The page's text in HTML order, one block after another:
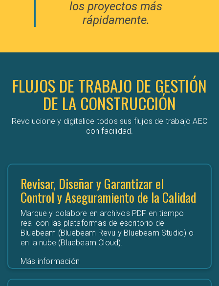
los proyectos más
rápidamente.
FLUJOS DE TRABAJO DE GESTIÓN
DE LA CONSTRUCCIÓN
Revolucione y digitalice todos sus flujos de trabajo AEC
con facilidad.
Revisar, Diseñar y Garantizar el
Control y Aseguramiento de la Calidad
Marque y colabore en archivos PDF en tiempo
real con las plataformas de escritorio de
Bluebeam (Bluebeam Revu y Bluebeam Studio) o
en la nube (Bluebeam Cloud).
Más información